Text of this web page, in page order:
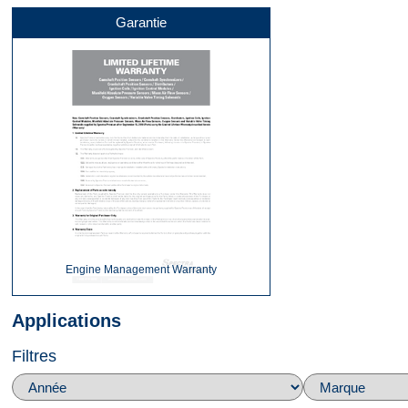
Garantie
Engine Management Warranty
Applications
Filtres